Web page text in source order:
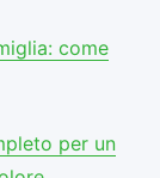
come
per un